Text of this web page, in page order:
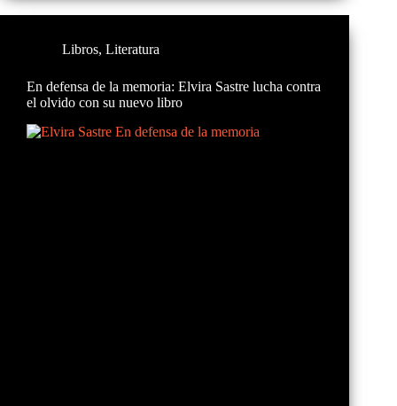
Libros, Literatura
En defensa de la memoria: Elvira Sastre lucha contra
el olvido con su nuevo libro